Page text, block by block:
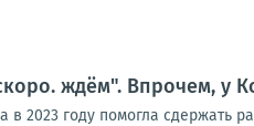
ждём". Впрочем, у
2023 году помогла сдержать